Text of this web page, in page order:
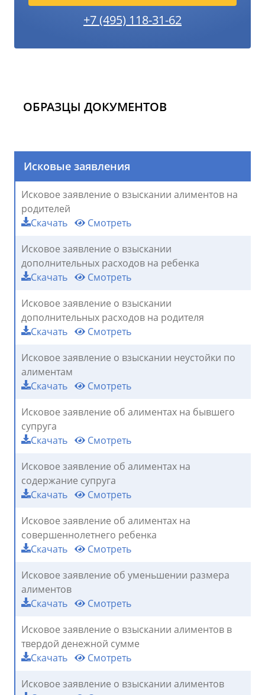
+7 (495) 118-31-62
ОБРАЗЦЫ ДОКУМЕНТОВ
Исковые заявления
Исковое заявление о взыскании алиментов на
родителей
Скачать
Смотреть
Исковое заявление о взыскании
дополнительных расходов на ребенка
Скачать
Смотреть
Исковое заявление о взыскании
дополнительных расходов на родителя
Скачать
Смотреть
Исковое заявление о взыскании неустойки по
алиментам
Скачать
Смотреть
Исковое заявление об алиментах на бывшего
супруга
Скачать
Смотреть
Исковое заявление об алиментах на
содержание супруга
Скачать
Смотреть
Исковое заявление об алиментах на
совершеннолетнего ребенка
Скачать
Смотреть
Исковое заявление об уменьшении размера
алиментов
Скачать
Смотреть
Исковое заявление о взыскании алиментов в
твердой денежной сумме
Скачать
Смотреть
Исковое заявление о взыскании алиментов